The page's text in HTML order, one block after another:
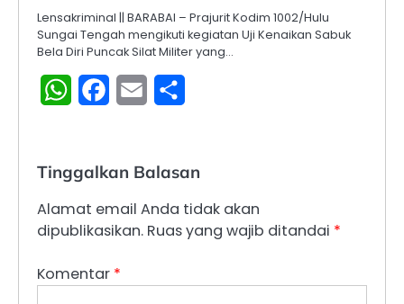
Lensakriminal || BARABAI – Prajurit Kodim 1002/Hulu
Sungai Tengah mengikuti kegiatan Uji Kenaikan Sabuk
Bela Diri Puncak Silat Militer yang…
WhatsAppFacebook
Email
Tinggalkan Balasan
Alamat email Anda tidak akan
dipublikasikan. Ruas yang wajib ditandai *
Komentar *